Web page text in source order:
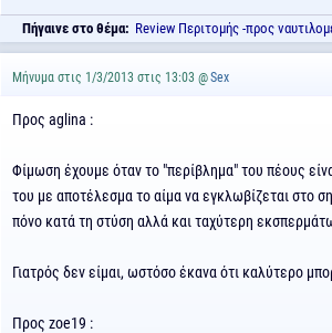
Πήγαινε στο θέμα: Review Περιτομής -προς
Μήνυμα στις 1/3/2013 στις 13:03 @Sex
Προς aglina :
Φίμωση έχουμε όταν το "περίβλημα" του πέους
του με αποτέλεσμα το αίμα να εγκλωβίζεται στο
πόνο κατά τη στύση αλλά και ταχύτερη
Γιατρός δεν είμαι, ωστόσο έκανα ότι καλύτερο
Προς zoe19 :